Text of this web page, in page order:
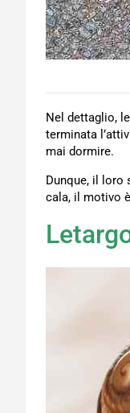
Nel dettaglio,
terminata
mai dormire.
Dunque, il loro
cala, il motivo